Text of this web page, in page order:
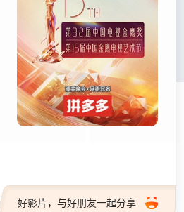
好影片，与好朋友一起分享